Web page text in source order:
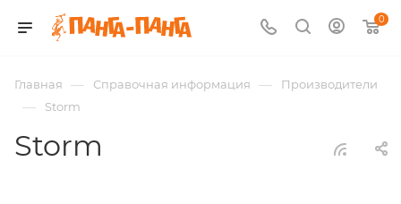
0
Главная — Справочная информация — Производители
— Storm
Storm